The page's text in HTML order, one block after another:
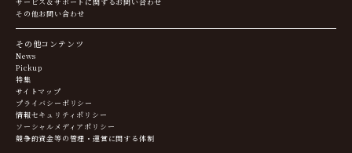
その他お問い合わせ
その他コンテンツ
News
Pickup
特集
サイトマップ
プライバシーポリシー
情報セキュリティポリシー
ソーシャルメディアポリシー
競争的資金等の管理・運営に関する体制